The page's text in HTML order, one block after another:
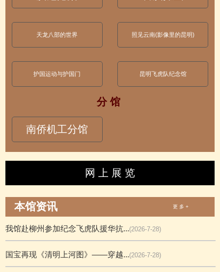
天龙八部的世界 照见云南(影像里的昆明)
护国运动与护国门 昆明飞虎队纪念馆
分 馆
南侨机工分馆
网 上 展 览
本馆资讯 更 多 +
我馆赴柳州参加纪念飞虎队援华抗...(2026-7-28)
国宝再现《清明上河图》——穿越...(2026-7-28)